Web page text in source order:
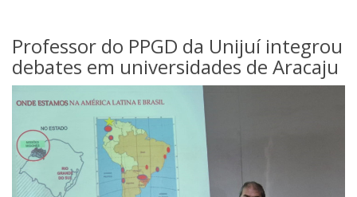
Professor do PPGD da Unijuí integrou
debates em universidades de Aracaju